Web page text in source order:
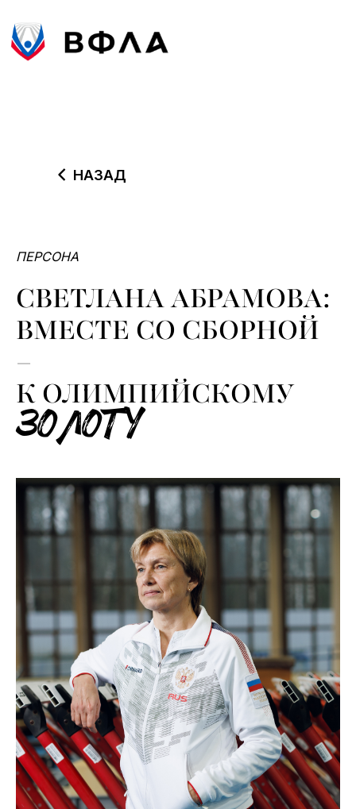
НАЗАД
ПЕРСОНА
СВЕТЛАНА АБРАМОВА:
ВМЕСТЕ СО СБОРНОЙ
–
К ОЛИМПИЙСКОМУ
ЗОЛОТУ